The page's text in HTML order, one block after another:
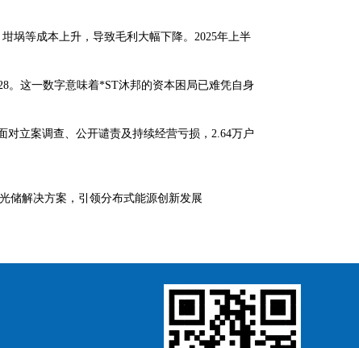
埚等成本上升，导致毛利大幅下降。2025年上半
。这一数字意味着*ST沐邦的资本困局已难凭自身
对立案调查、公开谴责及持续经营亏损，2.64万户
储解决方案，引领分布式能源创新发展